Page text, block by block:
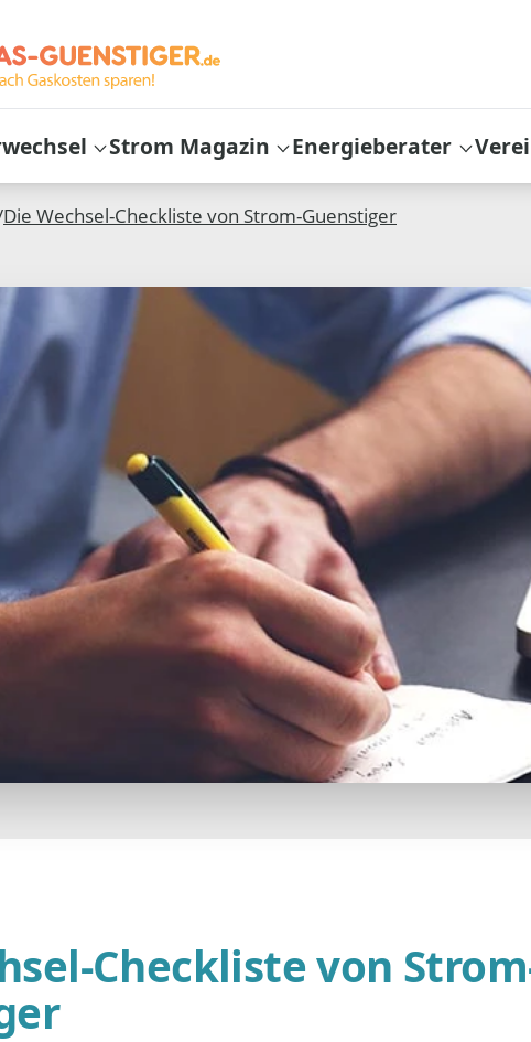
Strom Magazin Energieberater
Die Wechsel-Checkliste von Strom-Guenstiger
Checkliste von